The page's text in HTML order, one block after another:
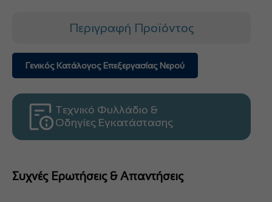
Περιγραφή Προϊόντος
Γενικός Κατάλογος Επεξεργασίας Νερού
Τεχνικό Φυλλάδιο &
Οδηγίες Εγκατάστασης
Συχνές Ερωτήσεις & Απαντήσεις